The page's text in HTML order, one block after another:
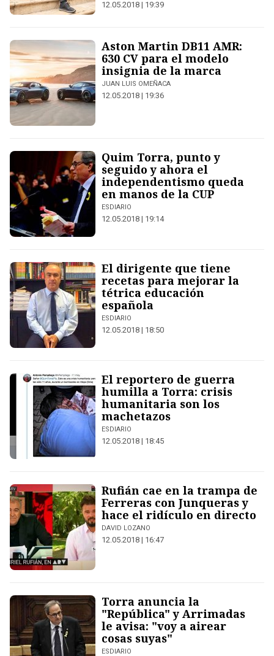
12.05.2018 | 19:39
Aston Martin DB11 AMR:
630 CV para el modelo
insignia de la marca
JUAN LUIS OMEÑACA
12.05.2018 | 19:36
Quim Torra, punto y
seguido y ahora el
independentismo queda
en manos de la CUP
ESDIARIO
12.05.2018 | 19:14
El dirigente que tiene
recetas para mejorar la
tétrica educación
española
ESDIARIO
12.05.2018 | 18:50
El reportero de guerra
humilla a Torra: crisis
humanitaria son los
machetazos
ESDIARIO
12.05.2018 | 18:45
Rufián cae en la trampa de
Ferreras con Junqueras y
hace el ridículo en directo
DAVID LOZANO
12.05.2018 | 16:47
Torra anuncia la
"República" y Arrimadas
le avisa: "voy a airear
cosas suyas"
ESDIARIO